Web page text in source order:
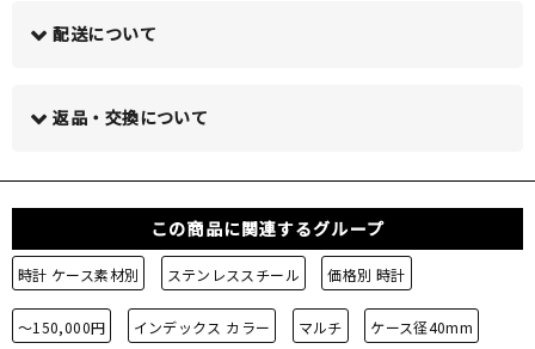
配送について
返品・交換について
この商品に関連するグループ
時計 ケース素材別 ステンレススチール 価格別 時計
～150,000円 インデックス カラー マルチ ケース径40mm